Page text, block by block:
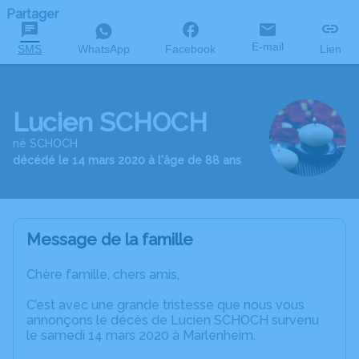
Partager
SMS WhatsApp Facebook E-mail Lien
Lucien SCHOCH
né SCHOCH
décédé le 14 mars 2020 à l'âge de 88 ans
Message de la famille
Chère famille, chers amis,
C’est avec une grande tristesse que nous vous
annonçons le décès de Lucien SCHOCH survenu
le samedi 14 mars 2020 à Marlenheim.